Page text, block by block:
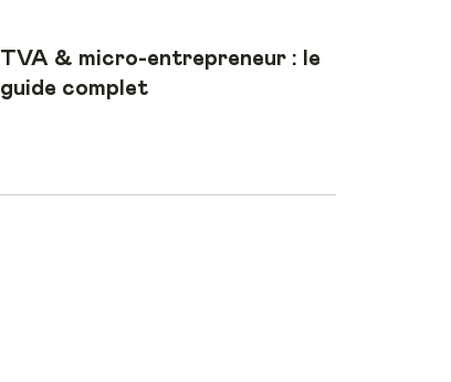
TVA & micro-entrepreneur : le
guide complet